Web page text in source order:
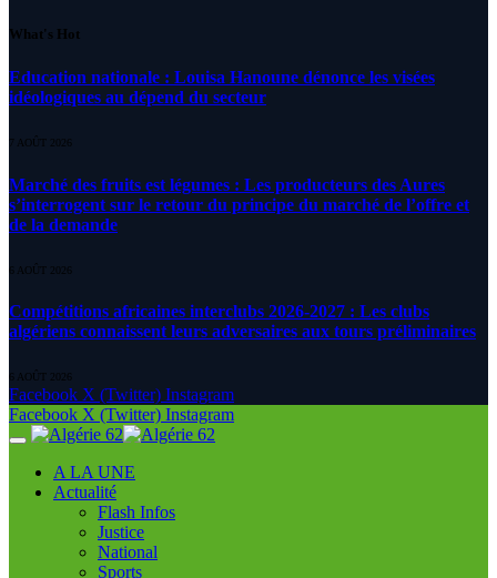
What's Hot
Education nationale : Louisa Hanoune dénonce les visées
idéologiques au dépend du secteur
7 AOÛT 2026
Marché des fruits est légumes : Les producteurs des Aures
s’interrogent sur le retour du principe du marché de l’offre et
de la demande
6 AOÛT 2026
Compétitions africaines interclubs 2026-2027 : Les clubs
algériens connaissent leurs adversaires aux tours préliminaires
6 AOÛT 2026
Facebook X (Twitter) Instagram
Facebook X (Twitter) Instagram
A LA UNE
Actualité
Flash Infos
Justice
National
Sports